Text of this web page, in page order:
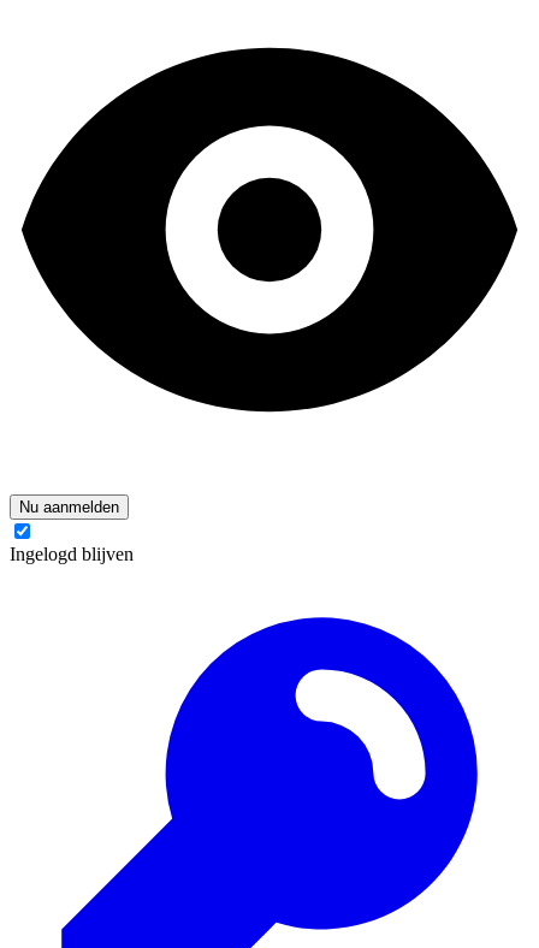
Nu aanmelden
Ingelogd blijven